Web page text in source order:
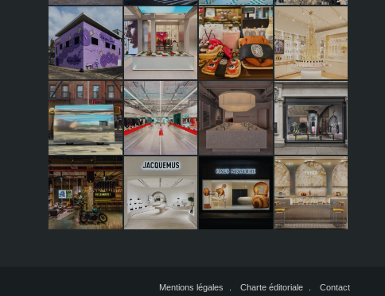
Mentions légales Charte éditoriale Contact